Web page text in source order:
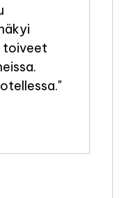
toiveet